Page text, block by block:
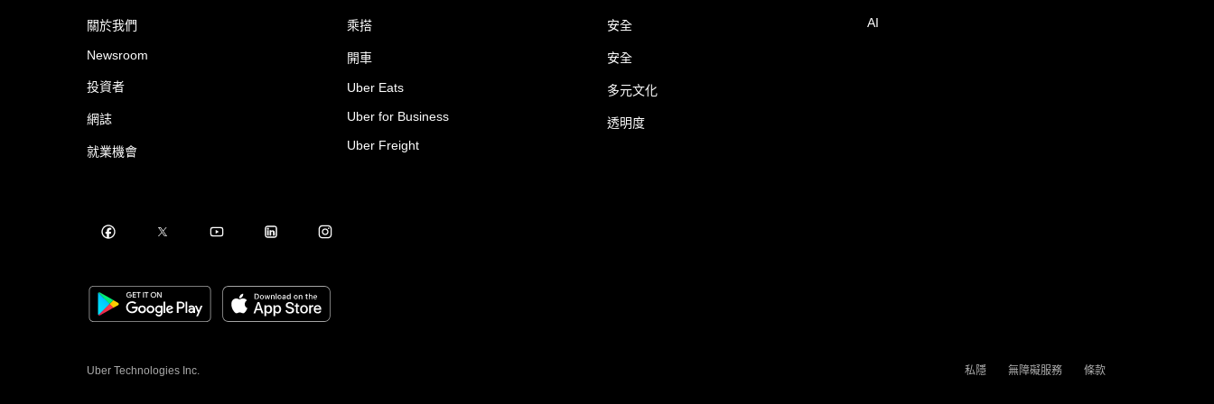
關於我們
Newsroom
投資者
網誌
就業機會
乘搭
開車
Uber Eats
Uber for Business
Uber Freight
安全
安全
多元文化
透明度
AI
Uber Technologies Inc. 私隱 無障礙服務 條款